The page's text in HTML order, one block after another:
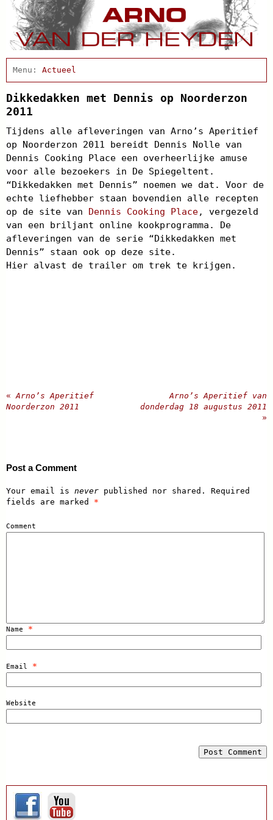
Home
Afscheidsbijeenkomst
Condoleance
Actueel
Arno Schrijft
Clips
Discografie
Projecten
Schnabbel en babbel
Biografie
Agenda
In de pers
Links
Contact
Dikkedakken met Dennis op Noorderzon
2011
Tijdens alle afleveringen van Arno’s Aperitief
op Noorderzon 2011 bereidt Dennis Nolle van
Dennis Cooking Place een overheerlijke amuse
voor alle bezoekers in De Spiegeltent.
“Dikkedakken met Dennis” noemen we dat. Voor de
echte liefhebber staan bovendien alle recepten
op de site van Dennis Cooking Place, vergezeld
van een briljant online kookprogramma. De
afleveringen van de serie “Dikkedakken met
Dennis” staan ook op deze site.
Hier alvast de trailer om trek te krijgen.
« Arno’s Aperitief
Noorderzon 2011
Arno’s Aperitief van
donderdag 18 augustus 2011
»
Post a Comment
Your email is never published nor shared. Required
fields are marked *
Comment
Name *
Email *
Website